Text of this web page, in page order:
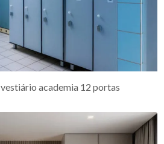
academia 12 portas